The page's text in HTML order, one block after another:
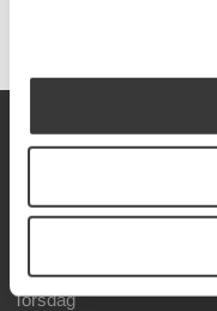
Åbningstider
Tirsdag
Torsdag